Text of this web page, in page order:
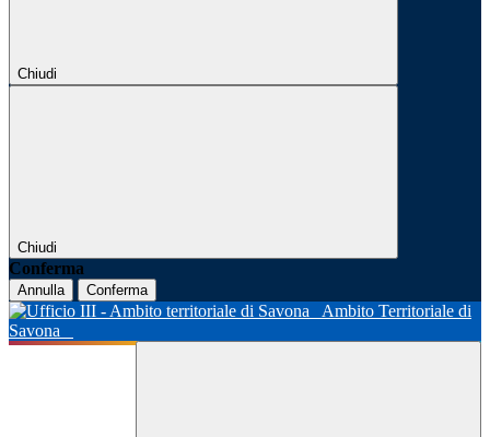
Chiudi
Chiudi
Conferma
Annulla Conferma
Ambito Territoriale di
Savona